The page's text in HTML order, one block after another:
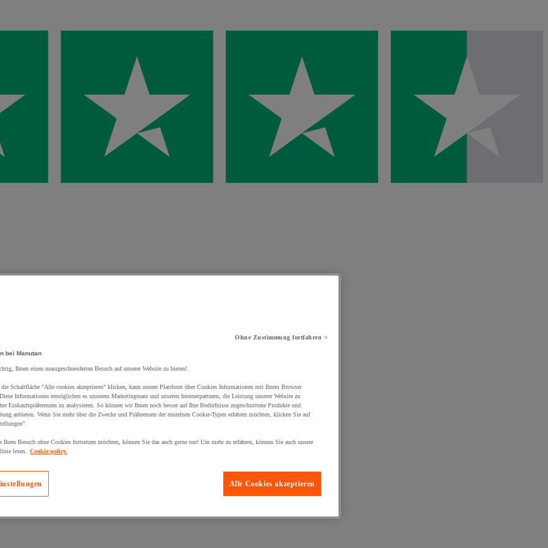
zum Warenkorb hinzugefügt:
Ohne Zustimmung fortfahren >
bei Manutan
Ihnen einen massgeschneiderten Besuch auf unserer Website zu bieten!
die Schaltfläche "Alle cookies akzeptieren" klicken, kann unsere Plattform über Cookies Informationen mit Ihrem Browser
Informationen ermöglichen es unserem Marketingteam und unseren Internetpartnern, die Leistung unserer Website zu
Einkaufspräferenzen zu analysieren. So können wir Ihnen noch besser auf Ihre Bedürfnisse zugeschnittene Produkte und
anbieten. Wenn Sie mehr über die Zwecke und Präferenzen der einzelnen Cookie-Typen erfahren möchten, klicken Sie auf
Ihren Besuch ohne Cookies fortsetzen möchten, können Sie das auch gerne tun! Um mehr zu erfahren, können Sie auch unsere
lesen.
Cookie policy.
Alle Cookies akzeptieren